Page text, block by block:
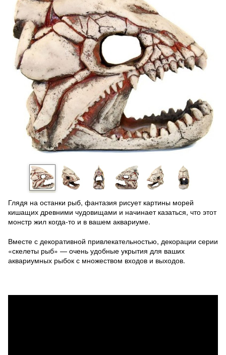
Глядя на останки рыб, фантазия рисует картины морей
кишащих древними чудовищами и начинает казаться, что этот
монстр жил когда-то и в вашем аквариуме.
Вместе с декоративной привлекательностью, декорации серии
«скелеты рыб» — очень удобные укрытия для ваших
аквариумных рыбок с множеством входов и выходов.